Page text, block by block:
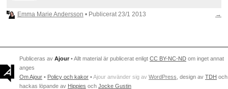
→
Emma Marie Andersson • Publicerat 23/1 2013
Publiceras av Ajour • Allt material är publicerat enligt CC BY-NC-ND om inget annat
anges
Om Ajour • Policy och kakor •Ajour använder sig av WordPress , design av TDH och
hackas löpande av Hippies och Jocke Gustin